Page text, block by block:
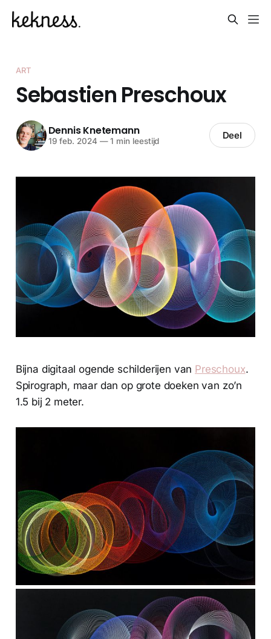
ART
Sebastien Preschoux
Dennis Knetemann
19 feb. 2024 —1 min leestijd Deel
Bijna digitaal ogende schilderijen van Preschoux.
Spirograph, maar dan op grote doeken van zo’n
1.5 bij 2 meter.